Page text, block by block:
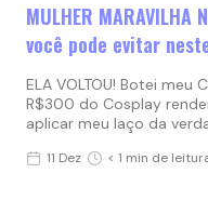
MULHER MARAVILHA
você pode evitar
ELA VOLTOU! Botei meu
R$300 do Cosplay
aplicar meu laço da
11 Dez < 1 min de